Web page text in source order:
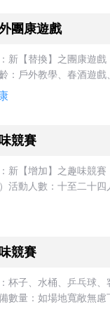
團康遊戲
新【替換】之團康遊
：戶外教學、春酒遊
競賽
新【增加】之趣味競
活動人數：十至二十
競賽
杯子、水桶、乒乓球
數量：如場地寬敞無